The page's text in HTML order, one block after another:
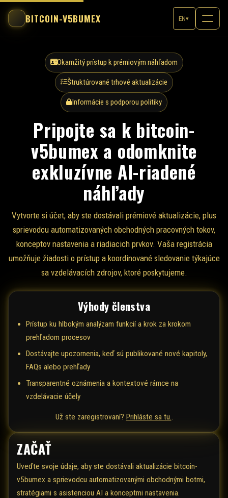
BITCOIN-V5BUMEX EN▾
Okamžitý prístup k prémiovým náhľadom
Štruktúrované trhové aktualizácie
Informácie s podporou politiky
Pripojte sa k bitcoin-
v5bumex a odomknite
exkluzívne AI-riadené
náhľady
Vytvorte si účet, aby ste dostávali prémiové aktualizácie, plus
sprievodcu automatizovaných obchodných pracovných tokov,
konceptov nastavenia a riadiacich prvkov. Vaša registrácia
umožňuje žiadosti o prístup a koordinované sledovanie týkajúce
sa vzdelávacích zdrojov, ktoré poskytujeme.
Výhody členstva
Prístup ku hlbokým analýzam funkcií a krok za krokom
prehľadom procesov
Dostávajte upozornenia, keď sú publikované nové kapitoly,
FAQs alebo prehľady
Transparentné oznámenia a kontextové rámce na
vzdelávacie účely
Už ste zaregistrovaní? Prihláste sa tu.
ZAČAŤ
Uveďte svoje údaje, aby ste dostávali aktualizácie bitcoin-
v5bumex a sprievodcu automatizovanými obchodnými botmi,
stratégiami s asistenciou AI a konceptmi nastavenia.